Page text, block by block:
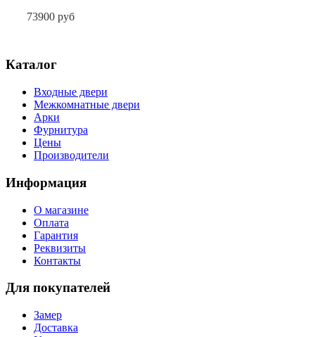
73900 руб
Каталог
Входные двери
Межкомнатные двери
Арки
Фурнитура
Цены
Производители
Информация
О магазине
Оплата
Гарантия
Реквизиты
Контакты
Для покупателей
Замер
Доставка